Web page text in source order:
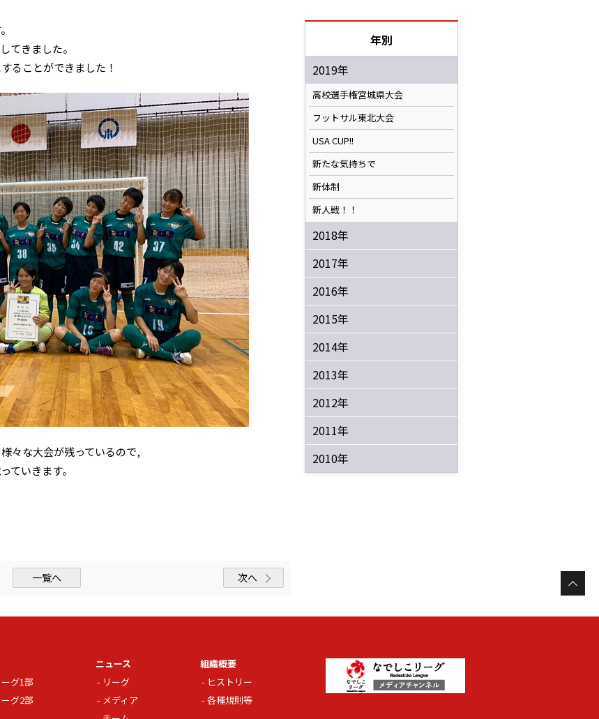
てきました。
ることができました！
々な大会が残っているので,
ていきます。
一覧へ 次へ
年別
2019年
高校選手権宮城県大会
フットサル東北大会
USA CUP!!
新たな気持ちで
新体制
新人戦！！
2018年
2017年
2016年
2015年
2014年
2013年
2012年
2011年
2010年
グ1部
グ2部
ニュース
リーグ
メディア
組織概要
ヒストリー
各種規則等